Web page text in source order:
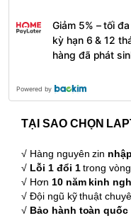
Giảm 5% – tối
kỳ hạn 6 & 12
hàng đã phát
Powered by
TẠI SAO CHỌN
√ Hàng nguyên zin
√ Lỗi 1 đổi 1trong
√ Hơn 10 năm kinh
√ Đội ngũ kỹ thuật
√ Bảo hành toàn quốc